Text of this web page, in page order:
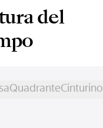
del
QuadranteCinturino